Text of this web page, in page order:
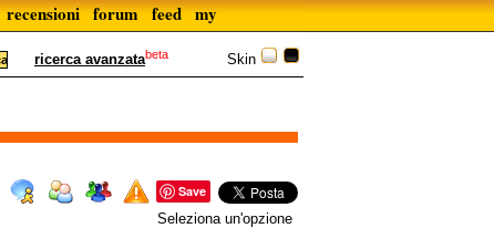
recensioni forum feed my
Skin
ricerca avanzatabeta
Save
Seleziona un'opzione